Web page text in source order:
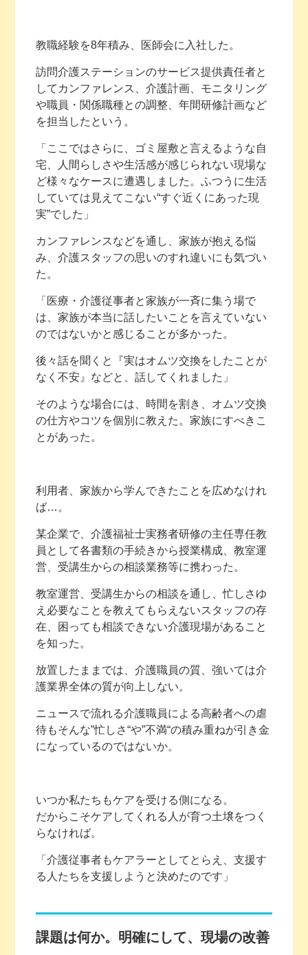
教職経験を8年積み、医師会に入社した。
訪問介護ステーションのサービス提供責任者と
してカンファレンス、介護計画、モニタリング
や職員・関係職種との調整、年間研修計画など
を担当したという。
「ここではさらに、ゴミ屋敷と言えるような自
宅、人間らしさや生活感が感じられない現場な
ど様々なケースに遭遇しました。ふつうに生活
していては見えてこない“すぐ近くにあった現
実”でした」
カンファレンスなどを通し、家族が抱える悩
み、介護スタッフの思いのすれ違いにも気づい
た。
「医療・介護従事者と家族が一斉に集う場で
は、家族が本当に話したいことを言えていない
のではないかと感じることが多かった。
後々話を聞くと『実はオムツ交換をしたことが
なく不安』などと、話してくれました」
そのような場合には、時間を割き、オムツ交換
の仕方やコツを個別に教えた。家族にすべきこ
とがあった。
利用者、家族から学んできたことを広めなけれ
ば…。
某企業で、介護福祉士実務者研修の主任専任教
員として各書類の手続きから授業構成、教室運
営、受講生からの相談業務等に携わった。
教室運営、受講生からの相談を通し、忙しさゆ
え必要なことを教えてもらえないスタッフの存
在、困っても相談できない介護現場があること
を知った。
放置したままでは、介護職員の質、強いては介
護業界全体の質が向上しない。
ニュースで流れる介護職員による高齢者への虐
待もそんな”忙しさ“や”不満“の積み重ねが引き金
になっているのではないか。
いつか私たちもケアを受ける側になる。
だからこそケアしてくれる人が育つ土壌をつく
らなければ。
「介護従事者もケアラーとしてとらえ、支援す
る人たちを支援しようと決めたのです」
課題は何か。明確にして、現場の改善